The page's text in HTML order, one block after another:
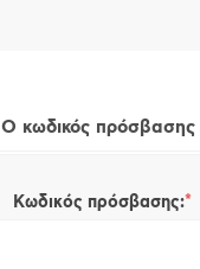
Ο κωδικός πρόσβασης
Κωδικός πρόσβασης:*